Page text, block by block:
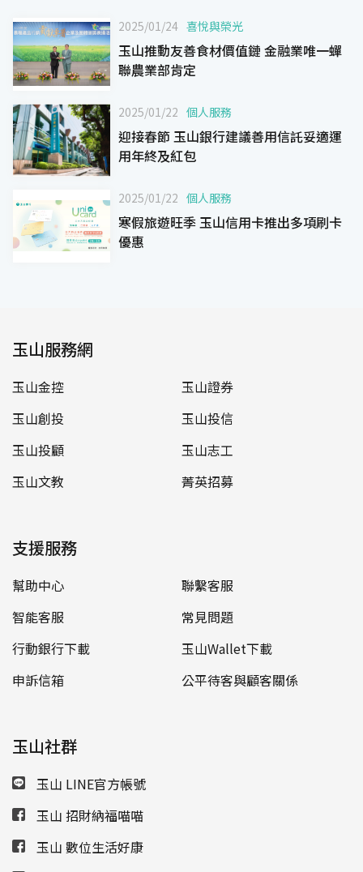
2025/01/24 喜悅與榮光
玉山推動友善食材價值鏈 金融業唯一蟬
聯農業部肯定
2025/01/22 個人服務
迎接春節 玉山銀行建議善用信託妥適運
用年終及紅包
2025/01/22 個人服務
寒假旅遊旺季 玉山信用卡推出多項刷卡
優惠
玉山服務網
玉山金控
玉山證券
玉山創投
玉山投信
玉山投顧
玉山志工
玉山文教
菁英招募
支援服務
幫助中心
聯繫客服
智能客服
常見問題
行動銀行下載
玉山Wallet下載
申訴信箱
公平待客與顧客關係
玉山社群
玉山 LINE官方帳號
玉山 招財納福喵喵
玉山 數位生活好康